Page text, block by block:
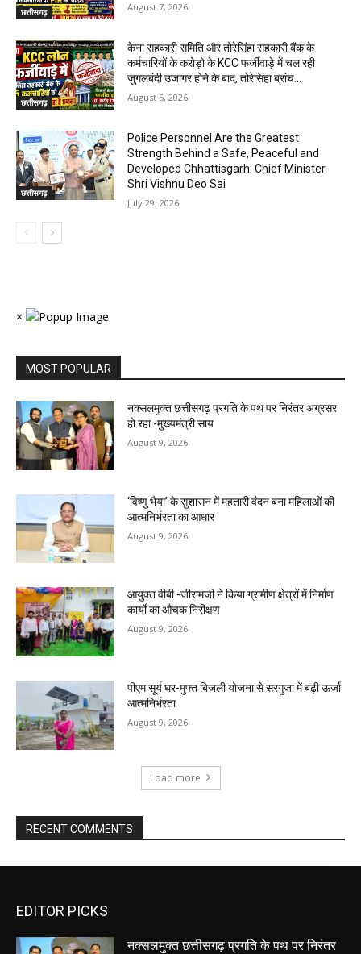
छत्तीसगढ़ August 7, 2026
छत्तीसगढ़
केना सहकारी समिति और तोरेसिंहा सहकारी बैंक के
कर्मचारियों के करोड़ो के KCC फर्जीवाड़े में चल रही
जुगलबंदी उजागर होने के बाद, तोरेसिंहा ब्रांच...
August 5, 2026
छत्तीसगढ़
Police Personnel Are the Greatest
Strength Behind a Safe, Peaceful and
Developed Chhattisgarh: Chief Minister
Shri Vishnu Deo Sai
July 29, 2026
×
MOST POPULAR
नक्सलमुक्त छत्तीसगढ़ प्रगति के पथ पर निरंतर अग्रसर
हो रहा -मुख्यमंत्री साय
August 9, 2026
‘विष्णु भैया’ के सुशासन में महतारी वंदन बना महिलाओं की
आत्मनिर्भरता का आधार
August 9, 2026
आयुक्त वीबी -जीरामजी ने किया ग्रामीण क्षेत्रों में निर्माण
कार्यों का औचक निरीक्षण
August 9, 2026
पीएम सूर्य घर-मुफ्त बिजली योजना से सरगुजा में बढ़ी ऊर्जा
आत्मनिर्भरता
August 9, 2026
Load more
RECENT COMMENTS
EDITOR PICKS
नक्सलमुक्त छत्तीसगढ़ प्रगति के पथ पर निरंतर